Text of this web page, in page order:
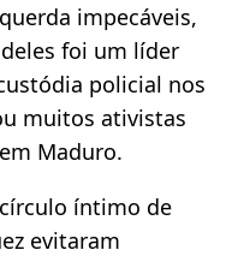
impecáveis,
foi um líder
policial nos
muitos ativistas
Maduro.
íntimo de
evitaram